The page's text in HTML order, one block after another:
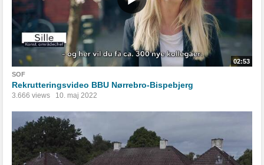
02:53
SOF
Rekrutteringsvideo BBU Nørrebro-Bispebjerg
3.666 views 10. maj 2022